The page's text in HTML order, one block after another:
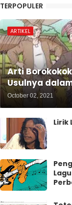
TERPOPULER
ARTIKEL
Arti
Usulnya
October 02, 2021
Lirik